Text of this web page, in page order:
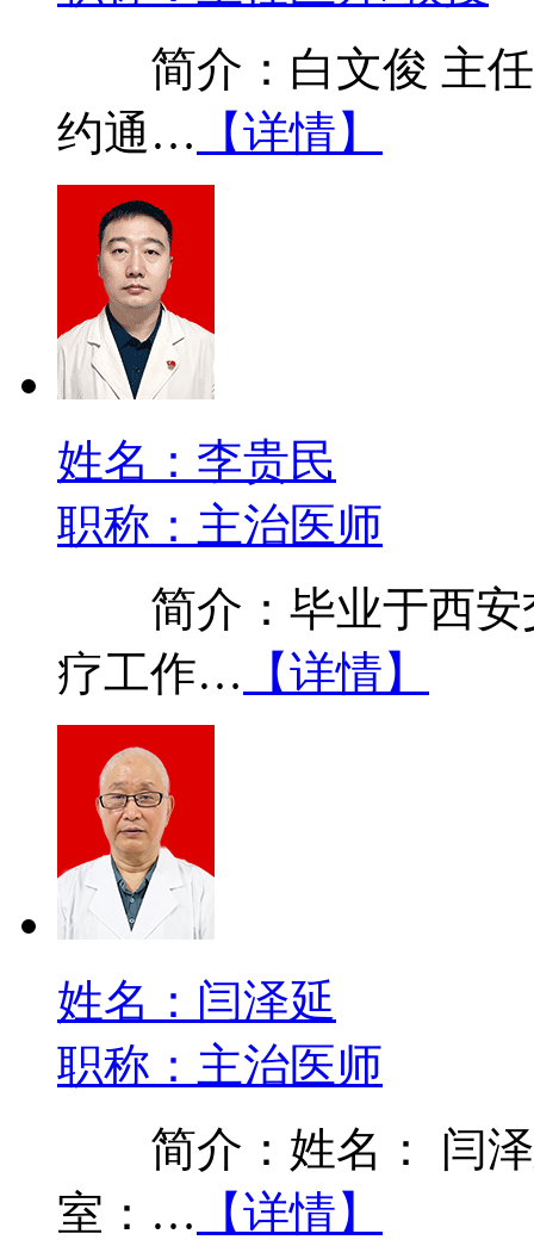
简介：白文俊 主任
约通… 【详情】
姓名：李贵民
职称：主治医师
简介：毕业于西安
疗工作… 【详情】
姓名：闫泽延
职称：主治医师
简介：姓名： 闫泽
室：… 【详情】